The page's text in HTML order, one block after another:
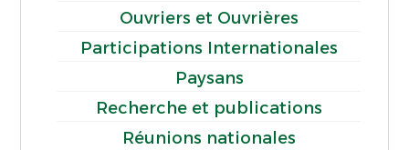
Ouvriers et Ouvrières
Participations Internationales
Paysans
Recherche et publications
Réunions nationales